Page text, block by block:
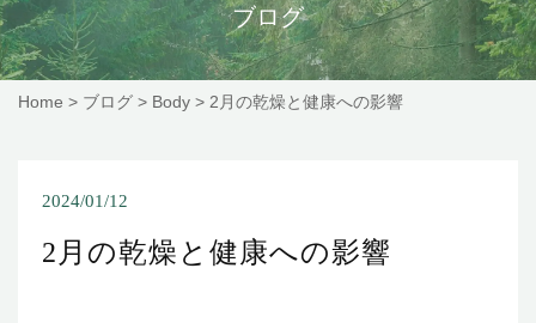
ブログ
Home > ブログ > Body > 2月の乾燥と健康への影響
2024/01/12
2月の乾燥と健康への影響